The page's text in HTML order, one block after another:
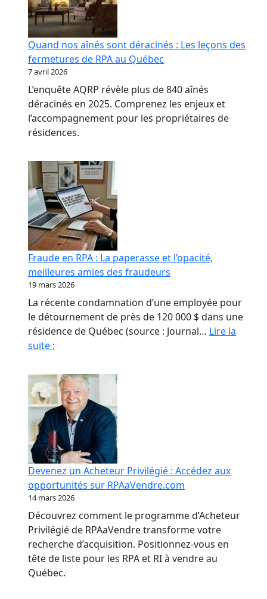
Quand nos aînés sont déracinés : Les leçons des
fermetures de RPA au Québec
7 avril 2026
L’enquête AQRP révèle plus de 840 aînés
déracinés en 2025. Comprenez les enjeux et
l’accompagnement pour les propriétaires de
résidences.
Fraude en RPA : La paperasse et l’opacité,
meilleures amies des fraudeurs
19 mars 2026
La récente condamnation d’une employée pour
le détournement de près de 120 000 $ dans une
résidence de Québec (source : Journal… Lire la
suite :
RPA
:
La
paperasse
et
l’opacité,
meilleures
amies
des
fraudeurs
Devenez un Acheteur Privilégié : Accédez aux
opportunités sur RPAaVendre.com
14 mars 2026
Découvrez comment le programme d’Acheteur
Privilégié de RPAaVendre transforme votre
recherche d’acquisition. Positionnez-vous en
tête de liste pour les RPA et RI à vendre au
Québec.